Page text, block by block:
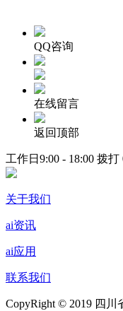
QQ咨询
在线留言
返回顶部
工作日9:00 - 18:00 拨打
关于我们
ai资讯
ai应用
联系我们
CopyRight © 2019 四